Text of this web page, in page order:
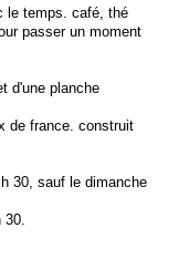
le temps. café, thé
passer un moment
d'une planche
de france. construit
30, sauf le dimanche
30.